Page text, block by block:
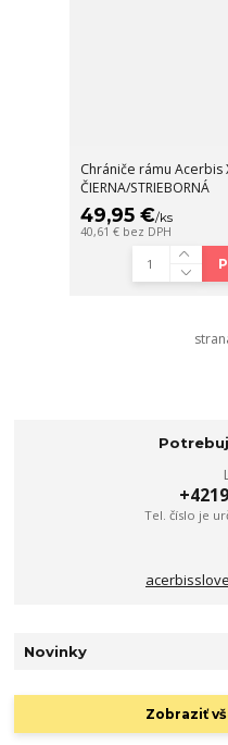
Chrániče rámu Acerbis
ČIERNA/STRIEBORNÁ
49,95 €/ks
40,61 € bez DPH
Tel. číslo je
Novinky
Zobraziť